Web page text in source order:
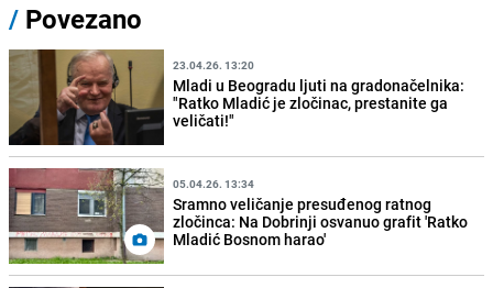
/ Povezano
23.04.26. 13:20
Mladi u Beogradu ljuti na gradonačelnika:
"Ratko Mladić je zločinac, prestanite ga
veličati!"
05.04.26. 13:34
Sramno veličanje presuđenog ratnog
zločinca: Na Dobrinji osvanuo grafit 'Ratko
Mladić Bosnom harao'